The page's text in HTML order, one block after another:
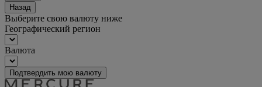
Назад
Выберите свою валюту ниже
Географический регион
Валюта
Подтвердить мою валюту